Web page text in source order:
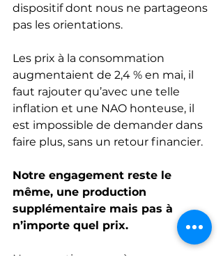
dispositif dont nous ne partageons
pas les orientations.
Les prix à la consommation
augmentaient de 2,4 % en mai, il
faut rajouter qu’avec une telle
inflation et une NAO honteuse, il
est impossible de demander dans
faire plus, sans un retour financier.
Notre engagement reste le
même, une production
supplémentaire mais pas à
n’importe quel prix.
Nous continuerons à vous